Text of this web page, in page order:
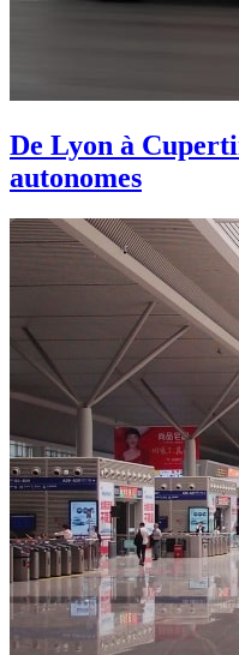
De Lyon à
autonomes